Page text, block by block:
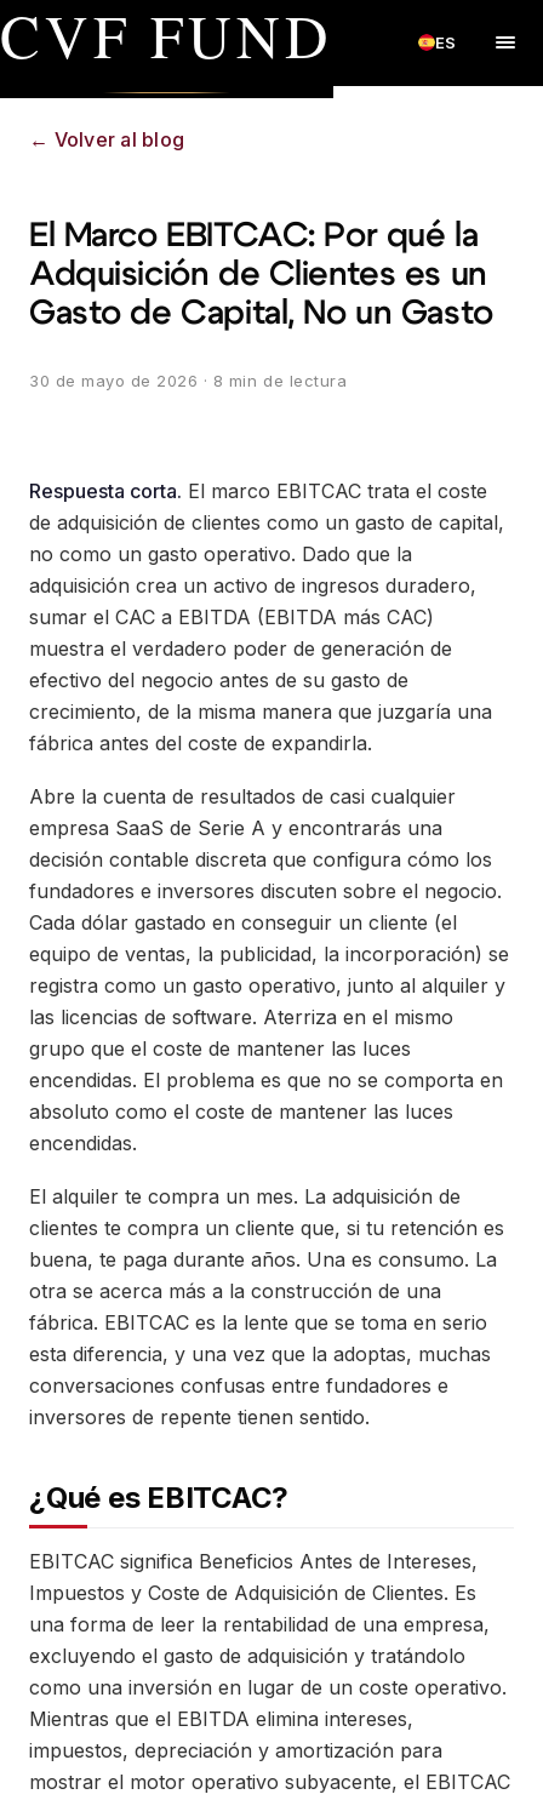
CVF FUND ES
← Volver al blog
El Marco EBITCAC: Por qué la
Adquisición de Clientes es un
Gasto de Capital, No un Gasto
30 de mayo de 2026 · 8 min de lectura
Respuesta corta. El marco EBITCAC trata el coste
de adquisición de clientes como un gasto de capital,
no como un gasto operativo. Dado que la
adquisición crea un activo de ingresos duradero,
sumar el CAC a EBITDA (EBITDA más CAC)
muestra el verdadero poder de generación de
efectivo del negocio antes de su gasto de
crecimiento, de la misma manera que juzgaría una
fábrica antes del coste de expandirla.
Abre la cuenta de resultados de casi cualquier
empresa SaaS de Serie A y encontrarás una
decisión contable discreta que configura cómo los
fundadores e inversores discuten sobre el negocio.
Cada dólar gastado en conseguir un cliente (el
equipo de ventas, la publicidad, la incorporación) se
registra como un gasto operativo, junto al alquiler y
las licencias de software. Aterriza en el mismo
grupo que el coste de mantener las luces
encendidas. El problema es que no se comporta en
absoluto como el coste de mantener las luces
encendidas.
El alquiler te compra un mes. La adquisición de
clientes te compra un cliente que, si tu retención es
buena, te paga durante años. Una es consumo. La
otra se acerca más a la construcción de una
fábrica. EBITCAC es la lente que se toma en serio
esta diferencia, y una vez que la adoptas, muchas
conversaciones confusas entre fundadores e
inversores de repente tienen sentido.
¿Qué es EBITCAC?
EBITCAC significa Beneficios Antes de Intereses,
Impuestos y Coste de Adquisición de Clientes. Es
una forma de leer la rentabilidad de una empresa,
excluyendo el gasto de adquisición y tratándolo
como una inversión en lugar de un coste operativo.
Mientras que el EBITDA elimina intereses,
impuestos, depreciación y amortización para
mostrar el motor operativo subyacente, el EBITCAC